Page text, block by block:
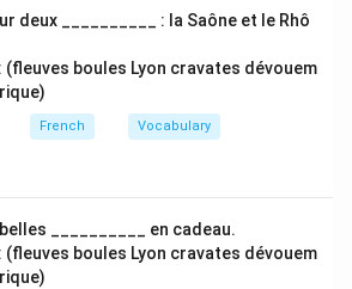
deux __________ : la Saône et le Rhô
(fleuves boules Lyon cravates dévouem
French Vocabulary
__________ en cadeau.
(fleuves boules Lyon cravates dévouem